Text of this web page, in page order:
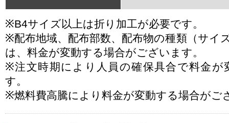
※B4サイズ以上は折り加工が必要です。
※配布地域、配布部数、配布物の種類（サイ
は、料金が変動する場合がございます。
※注文時期により人員の確保具合で料金が
す。
※燃料費高騰により料金が変動する場合がご